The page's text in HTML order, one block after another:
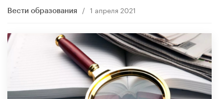
Вести образования / 1 апреля 2021